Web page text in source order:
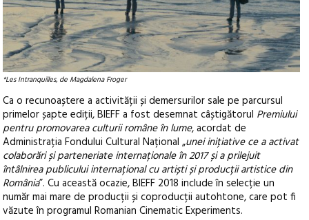
*Les Intranquilles, de Magdalena Froger
Ca o recunoaștere a activității și demersurilor sale pe parcursul
primelor șapte ediții, BIEFF a fost desemnat câștigătorul Premiului
pentru promovarea culturii române în lume, acordat de
Administrația Fondului Cultural Național „unei inițiative ce a activat
colaborări și parteneriate internaționale în 2017 și a prilejuit
întâlnirea publicului internațional cu artiști și producții artistice din
România”. Cu această ocazie, BIEFF 2018 include în selecție un
număr mai mare de producții și coproducții autohtone, care pot fi
văzute în programul Romanian Cinematic Experiments.